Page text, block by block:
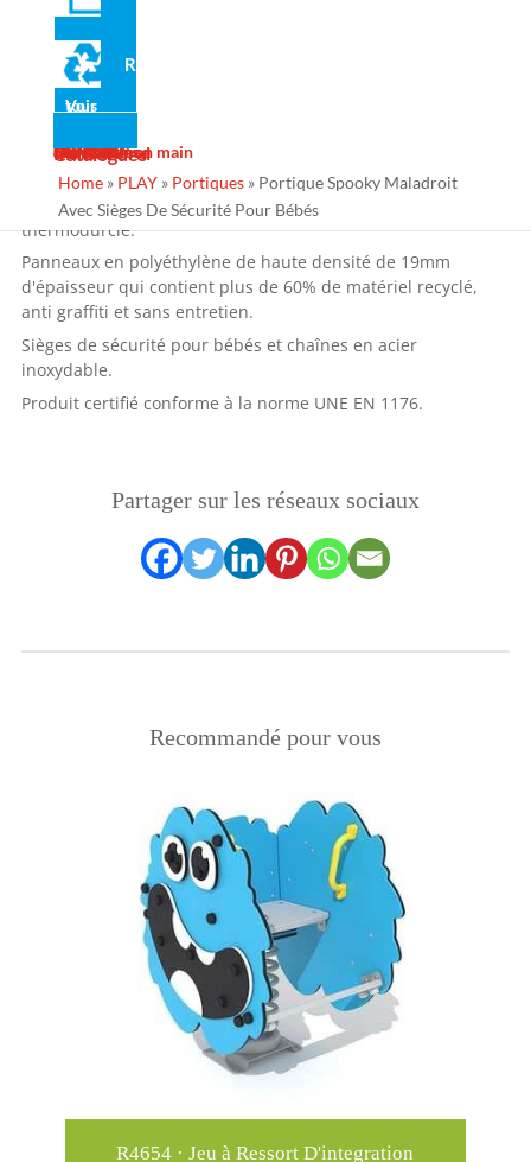
Recyclé
Voir tous
Actualité
Galerie
Services
Design
Fabrication
Maintenance
Projets clé en main
Contact
Ins Général
Catalogues
Home» PLAY» Portiques» Portique Spooky Maladroit
Avec Sièges De Sécurité Pour Bébés
construit avec des matériaux de première qualité et adapté
aux extérieurs. Il respecte toutes les exigences de sécurité
requises de la réglementation européenne UNE EN 1176
pour les parcs pour enfants en extérieur.
Matériaux
Structure en acier galvanisé avec peinture polyester
thermodurcie.
Panneaux en polyéthylène de haute densité de 19mm
d'épaisseur qui contient plus de 60% de matériel recyclé,
anti graffiti et sans entretien.
Sièges de sécurité pour bébés et chaînes en acier
inoxydable.
Produit certifié conforme à la norme UNE EN 1176.
Partager sur les réseaux sociaux
Recommandé pour vous
R4654 · Jeu à Ressort D'integration